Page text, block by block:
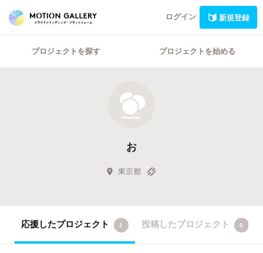
ログイン 新規登録
プロジェクトを探す プロジェクトを始める
お
東京都
応援したプロジェクト 1 投稿したプロジェクト 0